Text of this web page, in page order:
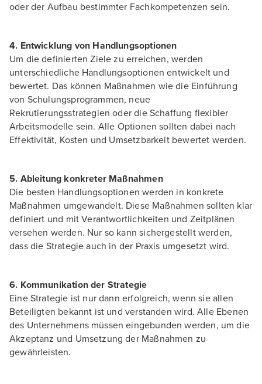
oder der Aufbau bestimmter Fachkompetenzen sein.
4. Entwicklung von Handlungsoptionen
Um die definierten Ziele zu erreichen, werden
unterschiedliche Handlungsoptionen entwickelt und
bewertet. Das können Maßnahmen wie die Einführung
von Schulungsprogrammen, neue
Rekrutierungsstrategien oder die Schaffung flexibler
Arbeitsmodelle sein. Alle Optionen sollten dabei nach
Effektivität, Kosten und Umsetzbarkeit bewertet werden.
5. Ableitung konkreter Maßnahmen
Die besten Handlungsoptionen werden in konkrete
Maßnahmen umgewandelt. Diese Maßnahmen sollten klar
definiert und mit Verantwortlichkeiten und Zeitplänen
versehen werden. Nur so kann sichergestellt werden,
dass die Strategie auch in der Praxis umgesetzt wird.
6. Kommunikation der Strategie
Eine Strategie ist nur dann erfolgreich, wenn sie allen
Beteiligten bekannt ist und verstanden wird. Alle Ebenen
des Unternehmens müssen eingebunden werden, um die
Akzeptanz und Umsetzung der Maßnahmen zu
gewährleisten.